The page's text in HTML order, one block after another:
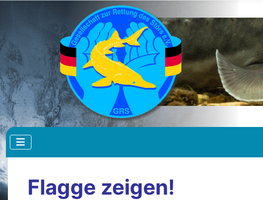
Flagge zeigen!